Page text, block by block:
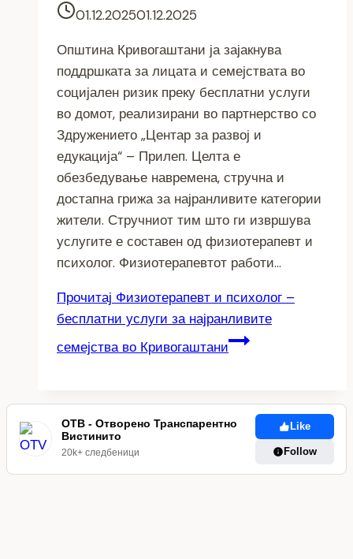
01.12.202501.12.2025
Општина Кривогаштани ја зајакнува
поддршката за лицата и семејствата во
социјален ризик преку бесплатни услуги
во домот, реализирани во партнерство со
Здружението „Центар за развој и
едукација“ – Прилеп. Целта е
обезбедување навремена, стручна и
достапна грижа за најранливите категории
жители. Стручниот тим што ги извршува
услугите е составен од физиотерапевт и
психолог. Физиотерапевтот работи…
Прочитај Физиотерапевт и психолог –
бесплатни услуги за најранливите
семејства во Кривогаштани
ОТВ - Отворено Транспарентно
Вистинито
20k+ следбеници
Like
Follow